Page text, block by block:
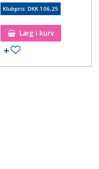
Klubpris: DKK 106,25
Læg i kurv